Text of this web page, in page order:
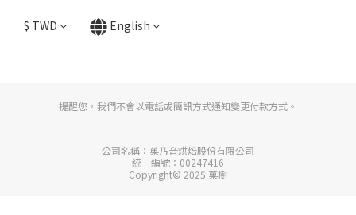
$ TWD English
提醒您，我們不會以電話或簡訊方式通知變更付款方式。
公司名稱：菓乃音烘焙股份有限公司
統一編號：00247416
Copyright© 2025 菓樹